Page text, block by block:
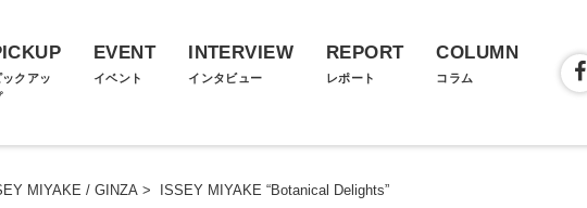
ックアッ
EVENT
イベント
INTERVIEW
インタビュー
REPORT
レポート
COLUMN
コラム
MIYAKE / GINZA > ISSEY MIYAKE “Botanical Delights”